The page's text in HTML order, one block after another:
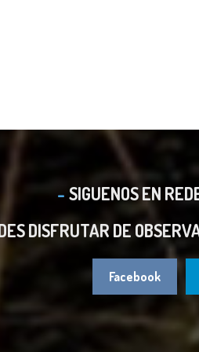
SIGUENOS EN
DISFRUTAR DE
Facebook